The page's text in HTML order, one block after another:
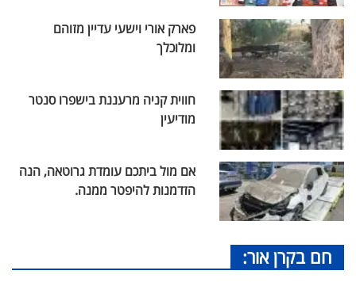
פארק אורי וישעי עדיין מזוהם
ומלוכלך
חווית קניה מרעננת בישפרו סנטר
מודיעין
אם מול ביתכם עומדת גרוטאה, הנה
הזדמנות להיפטר ממנה.
חם בקרן אור: